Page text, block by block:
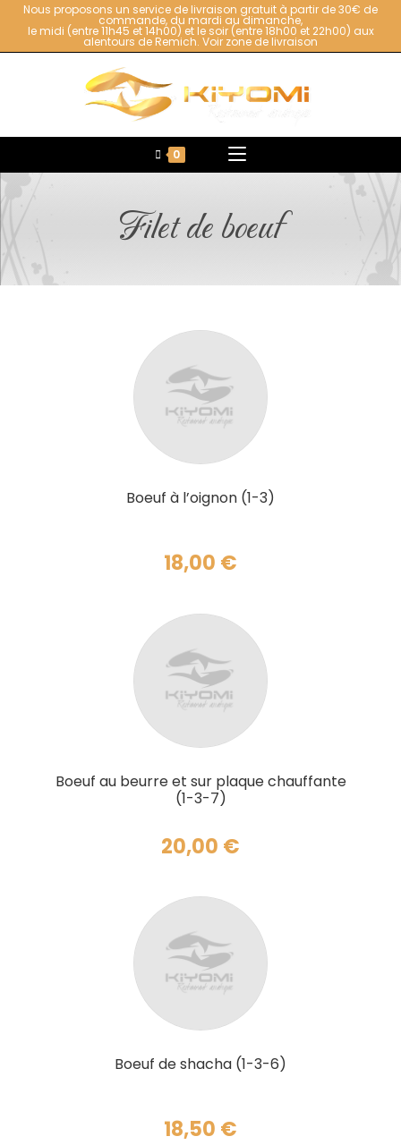
Nous proposons un service de livraison gratuit à partir de 30€ de
commande, du mardi au dimanche,
le midi (entre 11h45 et 14h00) et le soir (entre 18h00 et 22h00) aux
alentours de Remich. Voir zone de livraison
0
Filet de boeuf
Boeuf à l’oignon (1-3)
18,00 €
Boeuf au beurre et sur plaque chauffante
(1-3-7)
20,00 €
Boeuf de shacha (1-3-6)
18,50 €